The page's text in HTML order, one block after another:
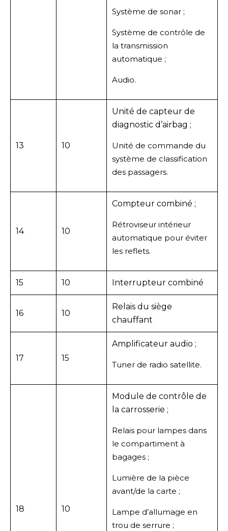
Système de sonar ;
Système de contrôle de
la transmission
automatique ;
Audio.
13 10
Unité de capteur de
diagnostic d’airbag ;
Unité de commande du
système de classification
des passagers.
14 10
Compteur combiné ;
Rétroviseur intérieur
automatique pour éviter
les reflets.
15 10 Interrupteur combiné
16 10
Relais du siège
chauffant
17 15
Amplificateur audio ;
Tuner de radio satellite.
18 10
Module de contrôle de
la carrosserie ;
Relais pour lampes dans
le compartiment à
bagages ;
Lumière de la pièce
avant/de la carte ;
Lampe d’allumage en
trou de serrure ;